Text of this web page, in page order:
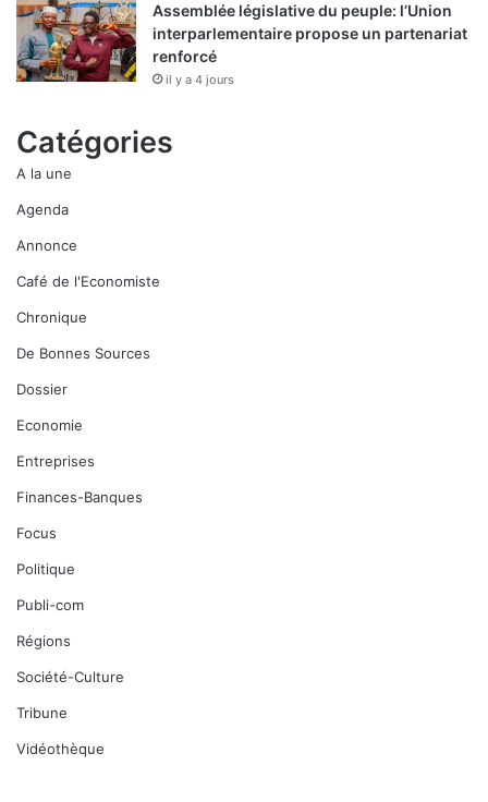
Assemblée législative du peuple: l’Union
interparlementaire propose un partenariat
renforcé
il y a 4 jours
Catégories
A la une
Agenda
Annonce
Café de l'Economiste
Chronique
De Bonnes Sources
Dossier
Economie
Entreprises
Finances-Banques
Focus
Politique
Publi-com
Régions
Société-Culture
Tribune
Vidéothèque